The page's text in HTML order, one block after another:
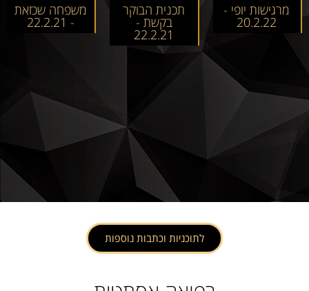
מרגישות יופי -
20.2.22
תכנית הבוקר
בקשת -
22.2.21
משפחה שכזאת
- 22.2.21
לתוכניות וכתבות נוספות